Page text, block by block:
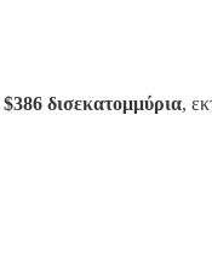
$386 δισεκατομμύρια,